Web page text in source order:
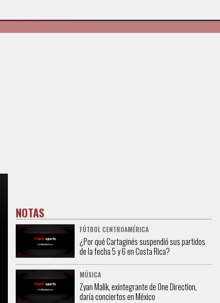
NOTAS
FÚTBOL CENTROAMÉRICA
¿Por qué Cartaginés suspendió sus partidos
de la fecha 5 y 6 en Costa Rica?
MÚSICA
Zyan Malik, exintegrante de One Direction,
daría conciertos en México